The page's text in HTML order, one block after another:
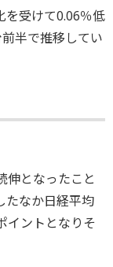
を受けて0.06％低
半で推移してい
伸となったこと
たなか日経平均
イントとなりそ